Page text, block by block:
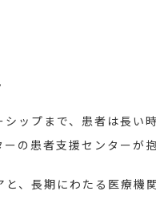
ップまで、患者は長い
患者支援センターが抱
、長期にわたる医療機